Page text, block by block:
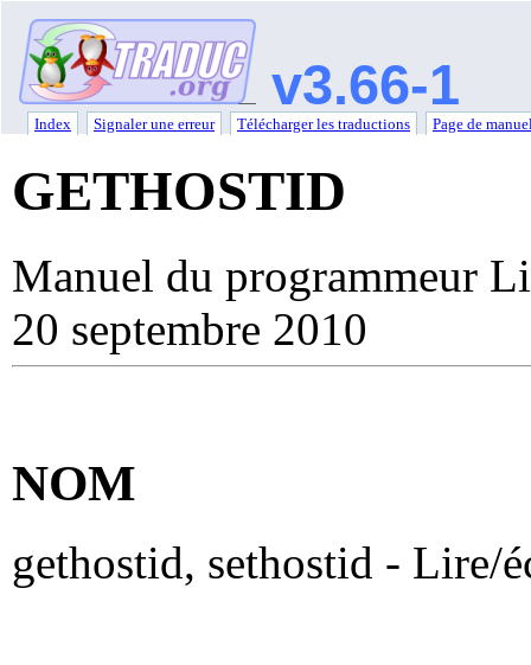
v3.66-1
Index Signaler une erreur Télécharger les traductions Page de
GETHOSTID
Manuel du programmeur
20 septembre 2010
NOM
gethostid, sethostid - Lire/